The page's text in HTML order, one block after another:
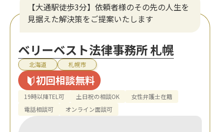
【大通駅徒歩3分】依頼者様のその先の人生を
見据えた解決策をご提案いたします
ベリーベスト法律事務所 札幌
北海道 札幌市
初回相談無料
19時以降TEL可 土日祝の相談OK
女性弁護士在籍
電話相談可
オンライン面談可